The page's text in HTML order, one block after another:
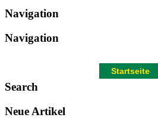
Navigation
Navigation
Startseite
Search
Neue Artikel